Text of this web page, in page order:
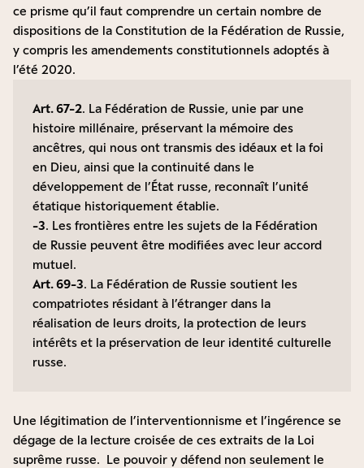
ce prisme qu’il faut comprendre un certain nombre de
dispositions de la Constitution de la Fédération de Russie,
y compris les amendements constitutionnels adoptés à
l’été 2020.
Art. 67-2. La Fédération de Russie, unie par une
histoire millénaire, préservant la mémoire des
ancêtres, qui nous ont transmis des idéaux et la foi
en Dieu, ainsi que la continuité dans le
développement de l’État russe, reconnaît l’unité
étatique historiquement établie.
-3. Les frontières entre les sujets de la Fédération
de Russie peuvent être modifiées avec leur accord
mutuel.
Art. 69-3. La Fédération de Russie soutient les
compatriotes résidant à l’étranger dans la
réalisation de leurs droits, la protection de leurs
intérêts et la préservation de leur identité culturelle
russe.
Une légitimation de l’interventionnisme et l’ingérence se
dégage de la lecture croisée de ces extraits de la Loi
suprême russe. Le pouvoir y défend non seulement le